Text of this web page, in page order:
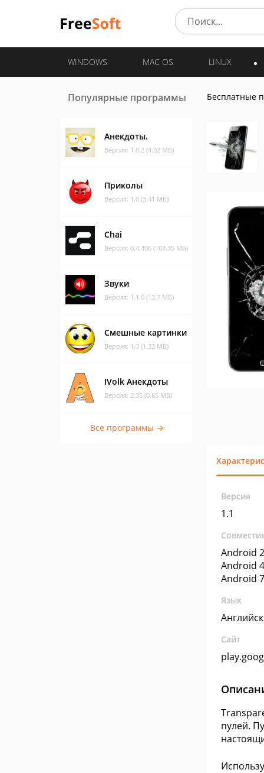
WINDOWS MAC OS LINUX
Популярные программы
Анекдоты.
Версия: 1.0.2 (4.02 МБ)
Приколы
Версия: 1.0 (3.41 МБ)
Chai
Версия: 0.4.406 (103.35 МБ)
Звуки
Версия: 1.1.0 (13.7 МБ)
Смешные картинки
Версия: 1.3 (1.33 МБ)
IVolk Анекдоты
Версия: 2.35 (0.65 МБ)
Все программы →
Бесплатные
Версия
1.1
Android
Android
Android
Язык
Сайт
пулей.